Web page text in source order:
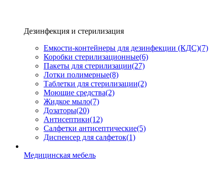
Дезинфекция и стерилизация
Емкости-контейнеры для дезинфекции (КДС)(7)
Коробки стерилизационные(6)
Пакеты для стерилизации(27)
Лотки полимерные(8)
Таблетки для стерилизации(2)
Моющие средства(2)
Жидкое мыло(7)
Дозаторы(20)
Антисептики(12)
Салфетки антисептические(5)
Диспенсер для салфеток(1)
Медицинская мебель